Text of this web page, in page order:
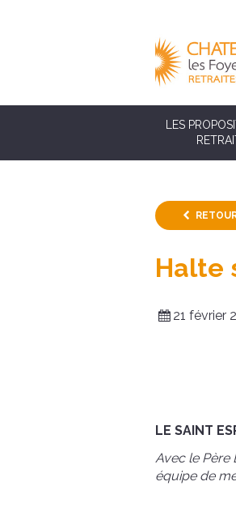
LES
Halte
21 février
LE SAINT
Avec le Père
équipe de